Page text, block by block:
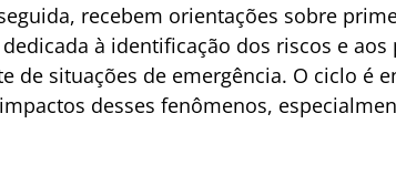
recebem orientações sobre
à identificação dos riscos e
de situações de emergência. O ciclo é
desses fenômenos,